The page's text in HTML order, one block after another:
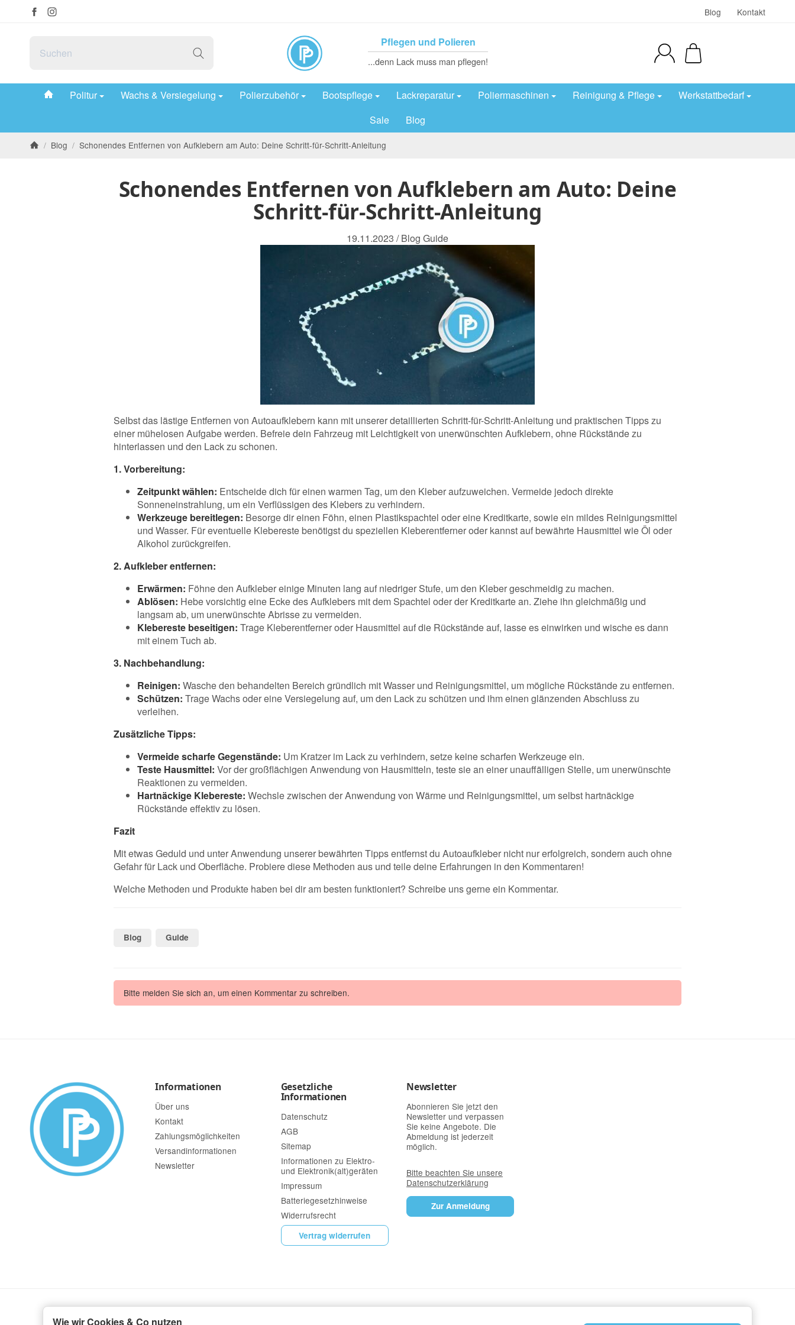
Blog Kontakt
Pflegen und Polieren
...denn Lack muss man pflegen!
#custom.linkHome#
Politur Wachs & Versiegelung Polierzubehör Bootspflege Lackreparatur Poliermaschinen Reinigung & Pflege
Werkstattbedarf
Sale
Blog
Startseite
/ Blog / Schonendes Entfernen von Aufklebern am Auto: Deine Schritt-für-Schritt-Anleitung
Schonendes Entfernen von Aufklebern am Auto: Deine
Schritt-für-Schritt-Anleitung
19.11.2023 /Blog Guide
Selbst das lästige Entfernen von Autoaufklebern kann mit unserer detaillierten Schritt-für-Schritt-Anleitung und praktischen Tipps zu
einer mühelosen Aufgabe werden. Befreie dein Fahrzeug mit Leichtigkeit von unerwünschten Aufklebern, ohne Rückstände zu
hinterlassen und den Lack zu schonen.
1. Vorbereitung:
Zeitpunkt wählen: Entscheide dich für einen warmen Tag, um den Kleber aufzuweichen. Vermeide jedoch direkte
Sonneneinstrahlung, um ein Verflüssigen des Klebers zu verhindern.
Werkzeuge bereitlegen: Besorge dir einen Föhn, einen Plastikspachtel oder eine Kreditkarte, sowie ein mildes Reinigungsmittel
und Wasser. Für eventuelle Klebereste benötigst du speziellen Kleberentferner oder kannst auf bewährte Hausmittel wie Öl oder
Alkohol zurückgreifen.
2. Aufkleber entfernen:
Erwärmen: Föhne den Aufkleber einige Minuten lang auf niedriger Stufe, um den Kleber geschmeidig zu machen.
Ablösen: Hebe vorsichtig eine Ecke des Aufklebers mit dem Spachtel oder der Kreditkarte an. Ziehe ihn gleichmäßig und
langsam ab, um unerwünschte Abrisse zu vermeiden.
Klebereste beseitigen: Trage Kleberentferner oder Hausmittel auf die Rückstände auf, lasse es einwirken und wische es dann
mit einem Tuch ab.
3. Nachbehandlung:
Reinigen: Wasche den behandelten Bereich gründlich mit Wasser und Reinigungsmittel, um mögliche Rückstände zu entfernen.
Schützen: Trage Wachs oder eine Versiegelung auf, um den Lack zu schützen und ihm einen glänzenden Abschluss zu
verleihen.
Zusätzliche Tipps:
Vermeide scharfe Gegenstände: Um Kratzer im Lack zu verhindern, setze keine scharfen Werkzeuge ein.
Teste Hausmittel: Vor der großflächigen Anwendung von Hausmitteln, teste sie an einer unauffälligen Stelle, um unerwünschte
Reaktionen zu vermeiden.
Hartnäckige Klebereste: Wechsle zwischen der Anwendung von Wärme und Reinigungsmittel, um selbst hartnäckige
Rückstände effektiv zu lösen.
Fazit
Mit etwas Geduld und unter Anwendung unserer bewährten Tipps entfernst du Autoaufkleber nicht nur erfolgreich, sondern auch ohne
Gefahr für Lack und Oberfläche. Probiere diese Methoden aus und teile deine Erfahrungen in den Kommentaren!
Welche Methoden und Produkte haben bei dir am besten funktioniert? Schreibe uns gerne ein Kommentar.
Blog Guide
Bitte melden Sie sich an, um einen Kommentar zu schreiben.
Informationen
Über uns
Kontakt
Zahlungsmöglichkeiten
Versandinformationen
Newsletter
Gesetzliche
Informationen
Datenschutz
AGB
Sitemap
Informationen zu Elektro-
und Elektronik(alt)geräten
Impressum
Batteriegesetzhinweise
Widerrufsrecht
Vertrag widerrufen
Newsletter
Abonnieren Sie jetzt den
Newsletter und verpassen
Sie keine Angebote. Die
Abmeldung ist jederzeit
möglich.
Bitte beachten Sie unsere
Datenschutzerklärung
Zur Anmeldung
Wie wir Cookies & Co nutzen